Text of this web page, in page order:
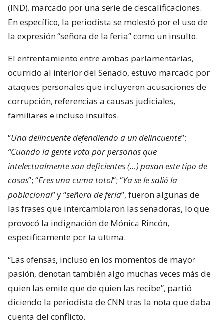
(IND), marcado por una serie de descalificaciones.
En específico, la periodista se molestó por el uso de
la expresión “señora de la feria” como un insulto.
El enfrentamiento entre ambas parlamentarias,
ocurrido al interior del Senado, estuvo marcado por
ataques personales que incluyeron acusaciones de
corrupción, referencias a causas judiciales,
familiares e incluso insultos.
“Una delincuente defendiendo a un delincuente”;
“Cuando la gente vota por personas que
intelectualmente son deficientes (…) pasan este tipo de
cosas”; “Eres una cuma total“; “Ya se le salió la
poblacional” y “señora de feria”, fueron algunas de
las frases que intercambiaron las senadoras, lo que
provocó la indignación de Mónica Rincón,
específicamente por la última.
“Las ofensas, incluso en los momentos de mayor
pasión, denotan también algo muchas veces más de
quien las emite que de quien las recibe”, partió
diciendo la periodista de CNN tras la nota que daba
cuenta del conflicto.